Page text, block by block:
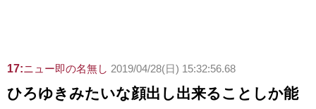
17:ニュー即の名無し 2019/04/28(日) 15:32:56.68
ひろゆきみたいな顔出し出来ることしか能